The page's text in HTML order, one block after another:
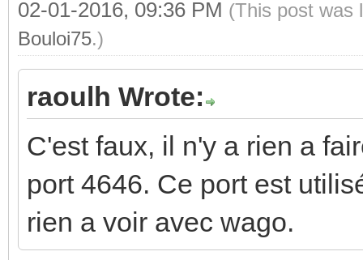
02-01-2016, 09:36 PM (This post was
Bouloi75.)
raoulh Wrote:
C'est faux, il n'y a rien a
port 4646. Ce port est
rien a voir avec wago.